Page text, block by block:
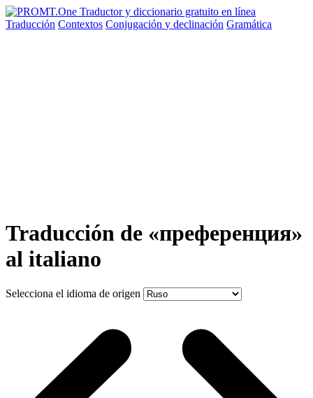
Traducción Contextos Conjugación y declinación Gramática
Traducción de «преференция»
al italiano
Selecciona el idioma de origen